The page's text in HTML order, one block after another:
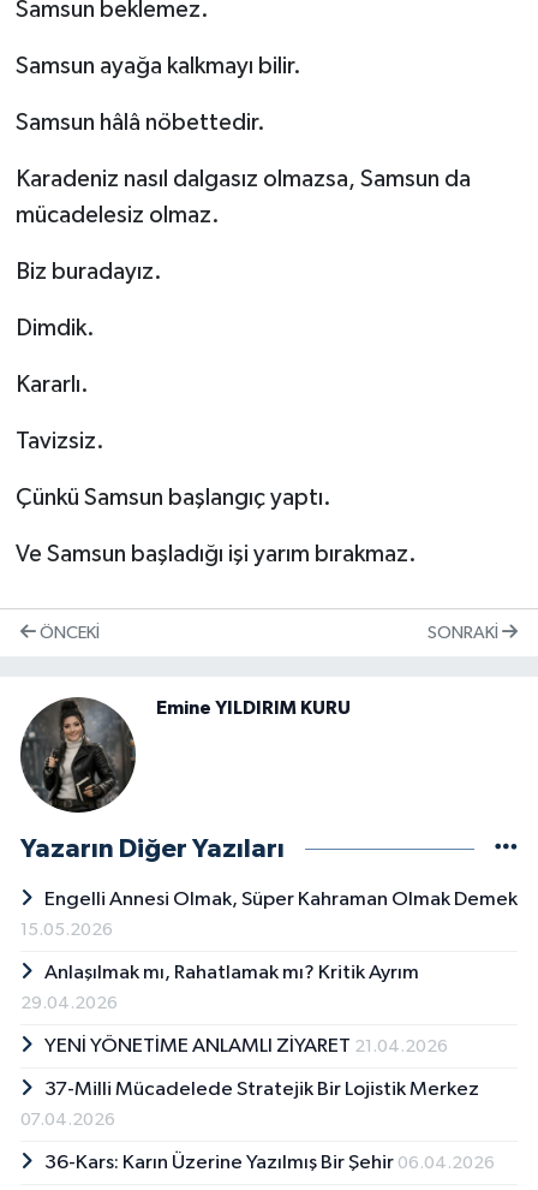
Samsun beklemez.
Samsun ayağa kalkmayı bilir.
Samsun hâlâ nöbettedir.
Karadeniz nasıl dalgasız olmazsa, Samsun da
mücadelesiz olmaz.
Biz buradayız.
Dimdik.
Kararlı.
Tavizsiz.
Çünkü Samsun başlangıç yaptı.
Ve Samsun başladığı işi yarım bırakmaz.
ÖNCEKI SONRAKI
Emine YILDIRIM KURU
Yazarın Diğer Yazıları
Engelli Annesi Olmak, Süper Kahraman Olmak Demek
15.05.2026
Anlaşılmak mı, Rahatlamak mı? Kritik Ayrım
29.04.2026
YENİ YÖNETİME ANLAMLI ZİYARET 21.04.2026
37-Milli Mücadelede Stratejik Bir Lojistik Merkez
07.04.2026
36-Kars: Karın Üzerine Yazılmış Bir Şehir 06.04.2026